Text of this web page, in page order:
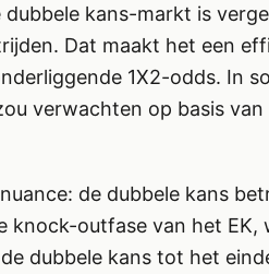
dubbele kans-markt is
Dat maakt het een
1X2-odds. In
verwachten op basis
de dubbele kans
knock-outfase van het
dubbele kans tot het